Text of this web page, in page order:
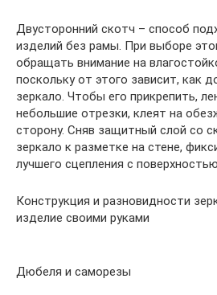
Двусторонний скотч – способ
изделий без рамы. При выборе
обращать внимание на
поскольку от этого зависит, как
зеркало. Чтобы его прикрепить,
небольшие отрезки, клеят на
сторону. Сняв защитный слой со
зеркало к разметке на стене,
лучшего сцепления с поверхностью.
Конструкция и разновидности
изделие своими руками
Дюбеля и саморезы